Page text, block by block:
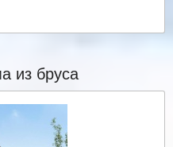
из бруса